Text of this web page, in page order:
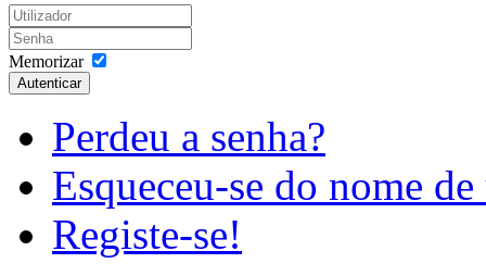
Memorizar
Autenticar
Perdeu a senha?
Esqueceu-se do nome
Registe-se!